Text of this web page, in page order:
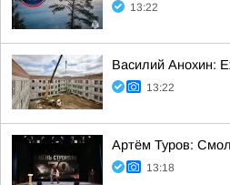
13:22
Василий Анохин:
13:22
Артём Туров:
13:18